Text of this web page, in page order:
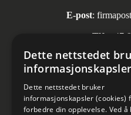
E-post:
Tlf: +47
Automatisk mottak av
Forsidefoto:
Dette nettstedet
informasjonskapsler
Dette nettstedet bruker
informasjonskapsler (cookies)
forbedre din opplevelse. Ved å